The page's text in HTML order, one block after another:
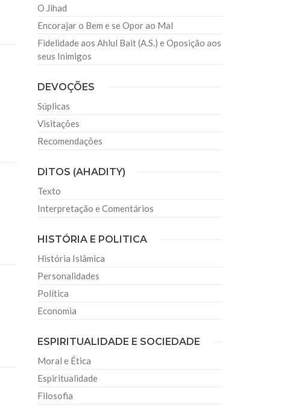
O Jihad
Encorajar o Bem e se Opor ao Mal
Fidelidade aos Ahlul Bait (A.S.) e Oposição aos
seus Inimigos
DEVOÇÕES
Súplicas
Visitações
Recomendações
DITOS (AHADITY)
Texto
Interpretação e Comentários
HISTÓRIA E POLITICA
História Islâmica
Personalidades
Política
Economia
ESPIRITUALIDADE E SOCIEDADE
Moral e Ética
Espiritualidade
Filosofia